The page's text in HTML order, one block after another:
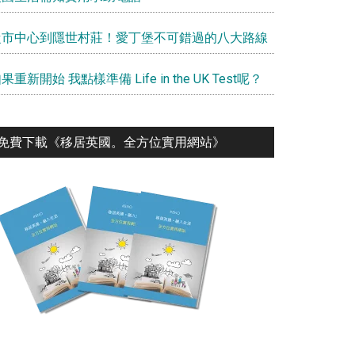
中心到隱世村莊！愛丁堡不可錯過的八大路線
重新開始 我點樣準備 Life in the UK Test呢？
費下載《移居英國。全⽅位實⽤網站》